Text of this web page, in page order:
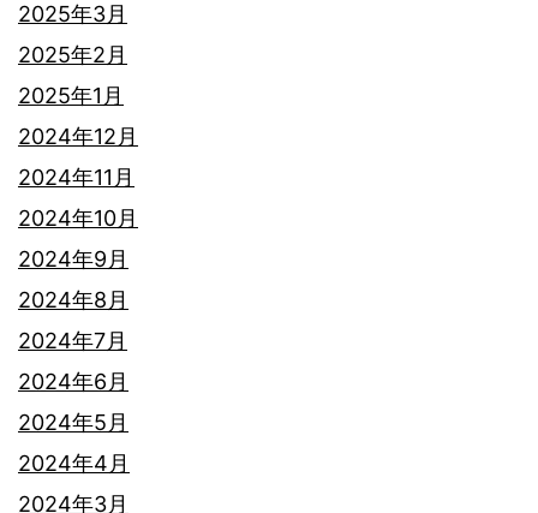
2025年3月
2025年2月
2025年1月
2024年12月
2024年11月
2024年10月
2024年9月
2024年8月
2024年7月
2024年6月
2024年5月
2024年4月
2024年3月